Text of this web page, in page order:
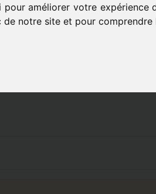
améliorer votre
notre site et pour
ANTENNE
LA SOCIÉTÉ